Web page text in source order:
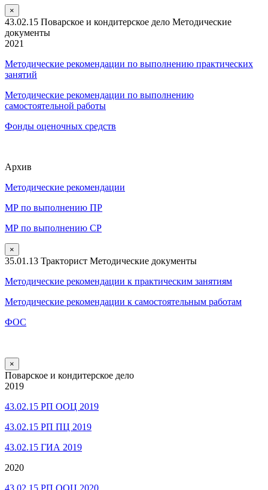
×
43.02.15 Поварское и кондитерское дело Методические
документы
2021
Методические рекомендации по выполнению практических
занятий
Методические рекомендации по выполнению
самостоятельной работы
Фонды оценочных средств
Архив
Методические рекомендации
МР по выполнению ПР
МР по выполнению СР
×
35.01.13 Тракторист Методические документы
Методические рекомендации к практическим занятиям
Методические рекомендации к самостоятельным работам
ФОС
×
Поварское и кондитерское дело
2019
43.02.15 РП ООЦ 2019
43.02.15 РП ПЦ 2019
43.02.15 ГИА 2019
2020
43.02.15 РП ООЦ 2020